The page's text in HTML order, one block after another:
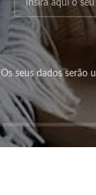
Os seus dados serão